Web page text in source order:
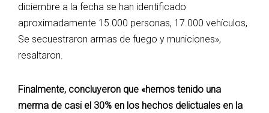
diciembre a la fecha se han identificado
aproximadamente 15.000 personas, 17.000 vehículos,
Se secuestraron armas de fuego y municiones»,
resaltaron.
Finalmente, concluyeron que «hemos tenido una
merma de casi el 30% en los hechos delictuales en la